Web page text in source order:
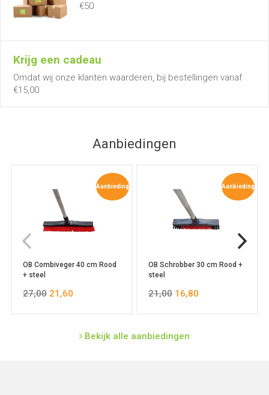
€50
Krijg een cadeau
Omdat wij onze klanten waarderen, bij bestellingen vanaf
€15,00
Aanbiedingen
Aanbieding
OB Combiveger 40 cm Rood
+ steel
27,00 21,60
Aanbieding
OB Schrobber 30 cm Rood +
steel
21,00 16,80
Bekijk alle aanbiedingen